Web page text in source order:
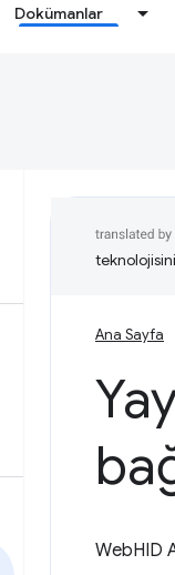
Dokümanlar
Ana Sayfa
WebHID